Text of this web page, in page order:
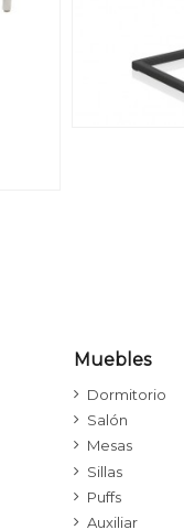
Muebles
Dormitorio
Salón
Mesas
Sillas
Puffs
Auxiliar